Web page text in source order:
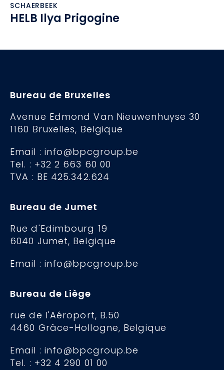
SCHAERBEEK
HELB Ilya Prigogine
Bureau de Bruxelles
Avenue Edmond Van Nieuwenhuyse 30
1160 Bruxelles, Belgique
Email : info@bpcgroup.be
Tel. : +32 2 663 60 00
TVA : BE 425.342.624
Bureau de Jumet
Rue d'Edimbourg 19
6040 Jumet, Belgique
Email : info@bpcgroup.be
Bureau de Liège
rue de l'Aéroport, B.50
4460 Grâce-Hollogne, Belgique
Email : info@bpcgroup.be
Tel. : +32 4 290 01 00